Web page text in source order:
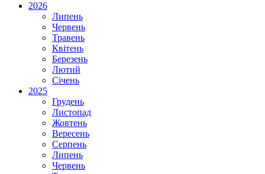
2026
Липень
Червень
Травень
Квітень
Березень
Лютий
Січень
2025
Грудень
Листопад
Жовтень
Вересень
Серпень
Липень
Червень